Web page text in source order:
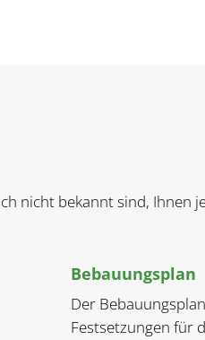
nicht bekannt sind, Ihnen
Bebauungsplan
Der
Festsetzungen für